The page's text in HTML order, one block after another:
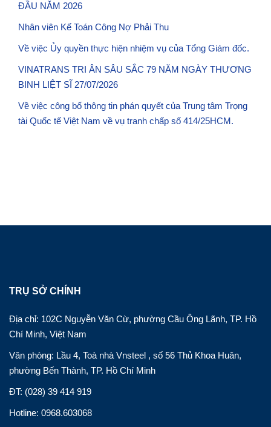
ĐẦU NĂM 2026
Nhân viên Kế Toán Công Nợ Phải Thu
Về việc Ủy quyền thực hiện nhiệm vụ của Tổng Giám đốc.
VINATRANS TRI ÂN SÂU SẮC 79 NĂM NGÀY THƯƠNG
BINH LIỆT SĨ 27/07/2026
Về việc công bố thông tin phán quyết của Trung tâm Trọng
tài Quốc tế Việt Nam về vụ tranh chấp số 414/25HCM.
TRỤ SỞ CHÍNH
Địa chỉ: 102C Nguyễn Văn Cừ, phường Cầu Ông Lãnh, TP. Hồ
Chí Minh, Việt Nam
Văn phòng: Lầu 4, Toà nhà Vnsteel , số 56 Thủ Khoa Huân,
phường Bến Thành, TP. Hồ Chí Minh
ĐT: (028) 39 414 919
Hotline: 0968.603068